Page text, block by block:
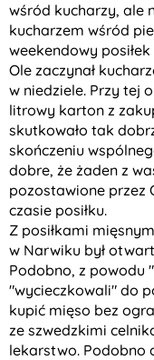
wśród kucharzy, ale
kucharzem wśród
weekendowy
Ole zaczynał
w niedziele. Przy tej
litrowy karton z
skutkowało tak
skończeniu
dobre, że żaden z
pozostawione przez
czasie posiłku.
Z posiłkami
w Narwiku był
Podobno, z powodu
"wycieczkowali" do
kupić mięso bez
ze szwedzkimi
lekarstwo. Podobno